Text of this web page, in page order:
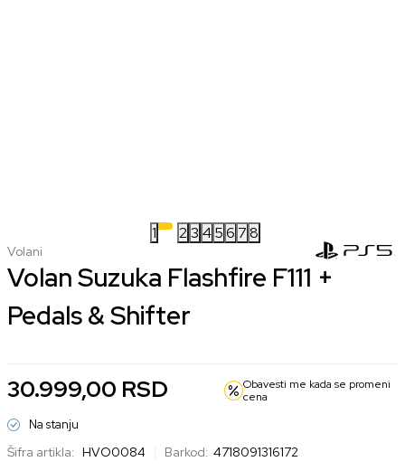
1 23 456 78
Volani
Volan Suzuka Flashfire F111 +
Pedals & Shifter
30.999,00 RSD
Obavesti me kada se promeni
cena
Na stanju
Šifra artikla: HVO0084 Barkod: 4718091316172